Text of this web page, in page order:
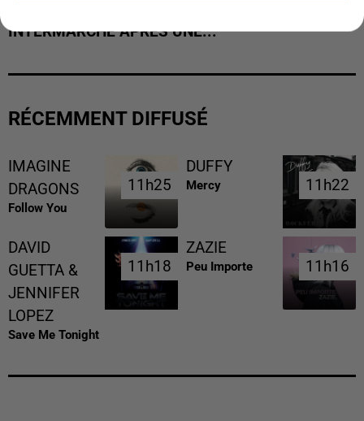
INTERMARCHÉ APRÈS UNE...
RÉCEMMENT DIFFUSÉ
IMAGINE
DRAGONS
Follow You
11h25
11h25
DUFFY
Mercy 11h22
11h22
DAVID
GUETTA &
JENNIFER
LOPEZ
Save Me Tonight
11h18
11h18
ZAZIE
Peu Importe 11h16
11h16